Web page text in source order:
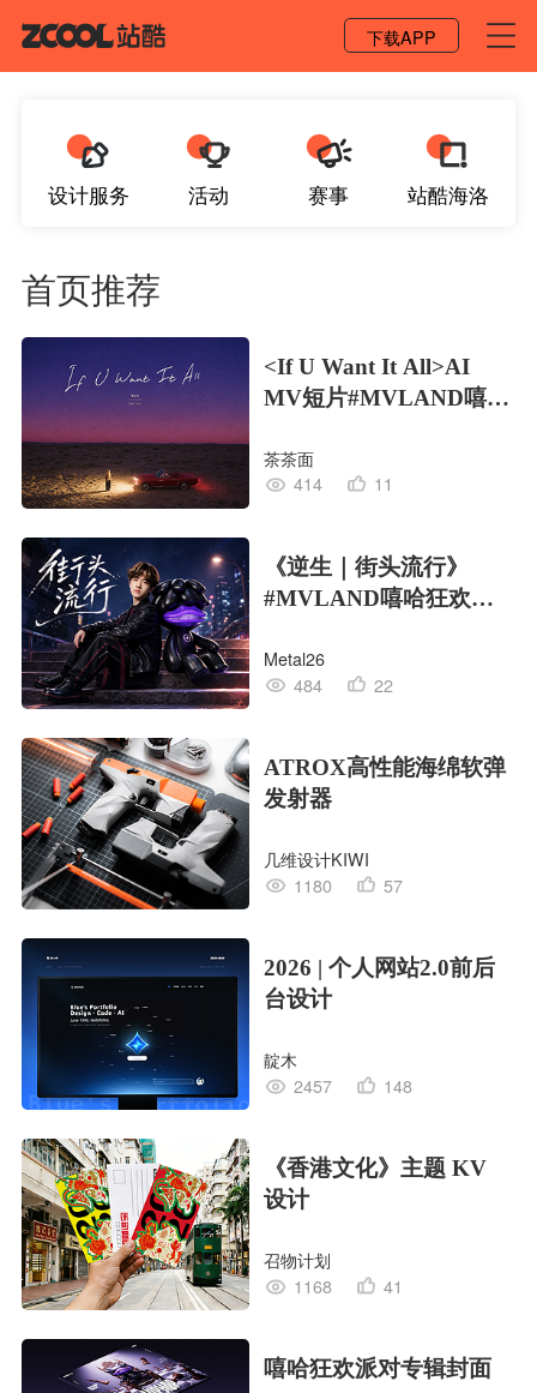
下载APP
设计服务 活动 赛事 站酷海洛
首页推荐
<If U Want It All>AI
MV短片#MVLAND嘻哈
茶茶面
414
11
《逆生｜街头流行》
#MVLAND嘻哈狂欢派
Metal26
484
22
ATROX高性能海绵软弹
发射器
几维设计KIWI
1180
57
2026 | 个人网站2.0前后
台设计
靛木
2457
148
《香港文化》主题 KV
设计
召物计划
1168
41
嘻哈狂欢派对专辑封面